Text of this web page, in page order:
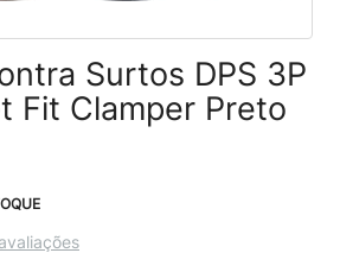
Surtos DPS 3P
Fit Clamper Preto